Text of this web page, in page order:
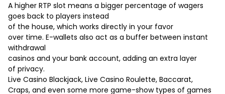
A higher RTP slot means a bigger percentage of wagers
goes back to players instead
of the house, which works directly in your favor
over time. E-wallets also act as a buffer between instant
withdrawal
casinos and your bank account, adding an extra layer
of privacy.
Live Casino Blackjack, Live Casino Roulette, Baccarat,
Craps, and even some more game-show types of games